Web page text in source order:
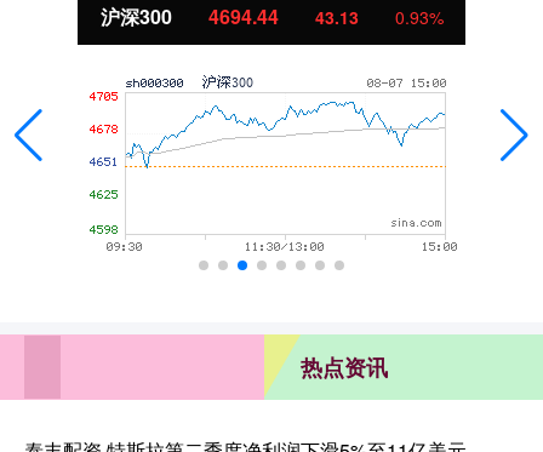
沪深300 4694.44 43.13 0.93%
热点资讯